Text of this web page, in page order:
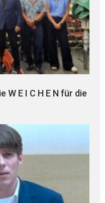
W E I C H E N für die